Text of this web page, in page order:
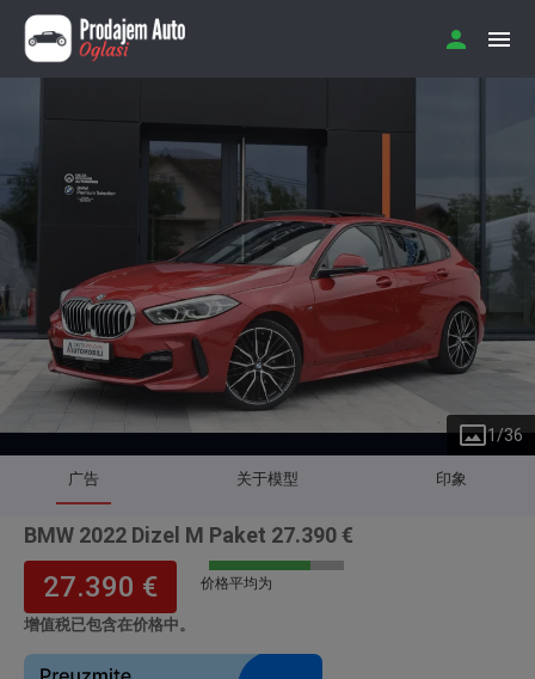
1/36
广告 关于模型 印象
BMW 2022 Dizel M Paket 27.390 €
27.390 €
增值税已包含在价格中。
价格平均为